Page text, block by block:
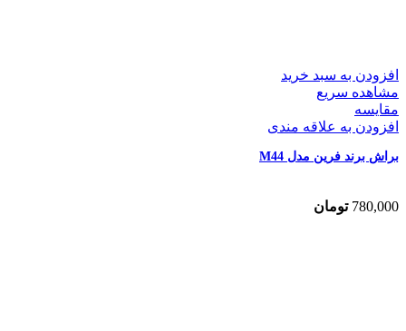
افزودن به سبد خرید
مشاهده سریع
مقایسه
افزودن به علاقه مندی
براش برند فرین مدل M44
780,000 تومان